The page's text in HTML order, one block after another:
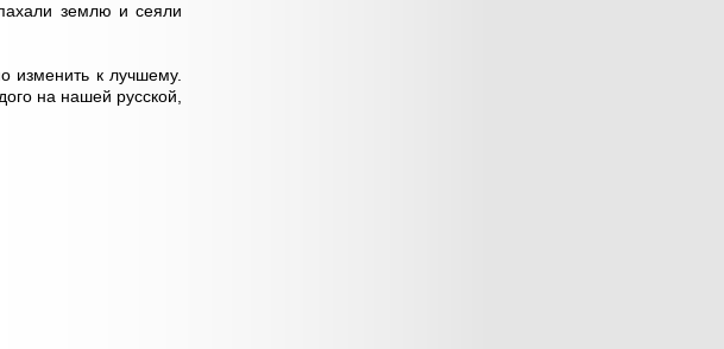
землю и сеяли
изменить к лучшему.
на нашей русской,